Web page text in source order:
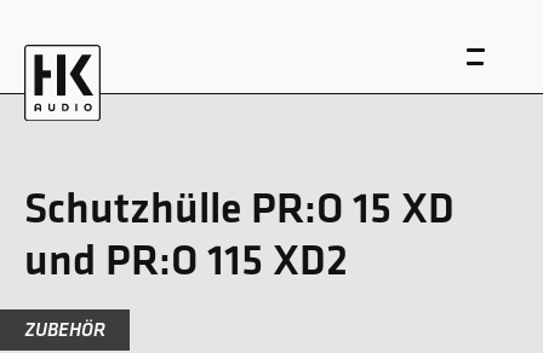
Schutzhülle PR:O 15 XD
und PR:O 115 XD2
ZUBEHÖR